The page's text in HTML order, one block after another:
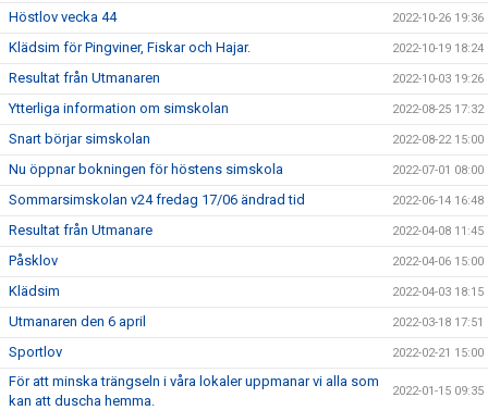
Höstlov vecka 44 2022-10-26 19:36
Klädsim för Pingviner, Fiskar och Hajar. 2022-10-19 18:24
Resultat från Utmanaren 2022-10-03 19:26
Ytterliga information om simskolan 2022-08-25 17:32
Snart börjar simskolan 2022-08-22 15:00
Nu öppnar bokningen för höstens simskola 2022-07-01 08:00
Sommarsimskolan v24 fredag 17/06 ändrad tid 2022-06-14 16:48
Resultat från Utmanare 2022-04-08 11:45
Påsklov 2022-04-06 15:00
Klädsim 2022-04-03 18:15
Utmanaren den 6 april 2022-03-18 17:51
Sportlov 2022-02-21 15:00
För att minska trängseln i våra lokaler uppmanar vi alla som
kan att duscha hemma.
2022-01-15 09:35